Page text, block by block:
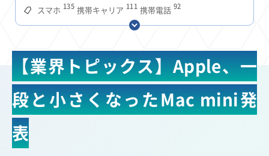
スマホ 135 携帯キャリア 111 携帯電話 92
スマートデバイス 68 通信速度 65 ビジネス 63 4Ｇ 59
アプリ 51 つながりやすさ 51 電波状況 ドコモ 48
タブレット 38 インターネット 36 ビジネスシーン 31
混雑環境 31 MVNO 28 SIM 27 電波 27 全国 24 楽天モバイル 22
電車
【業界トピックス】Apple、一
段と小さくなったMac mini発
表